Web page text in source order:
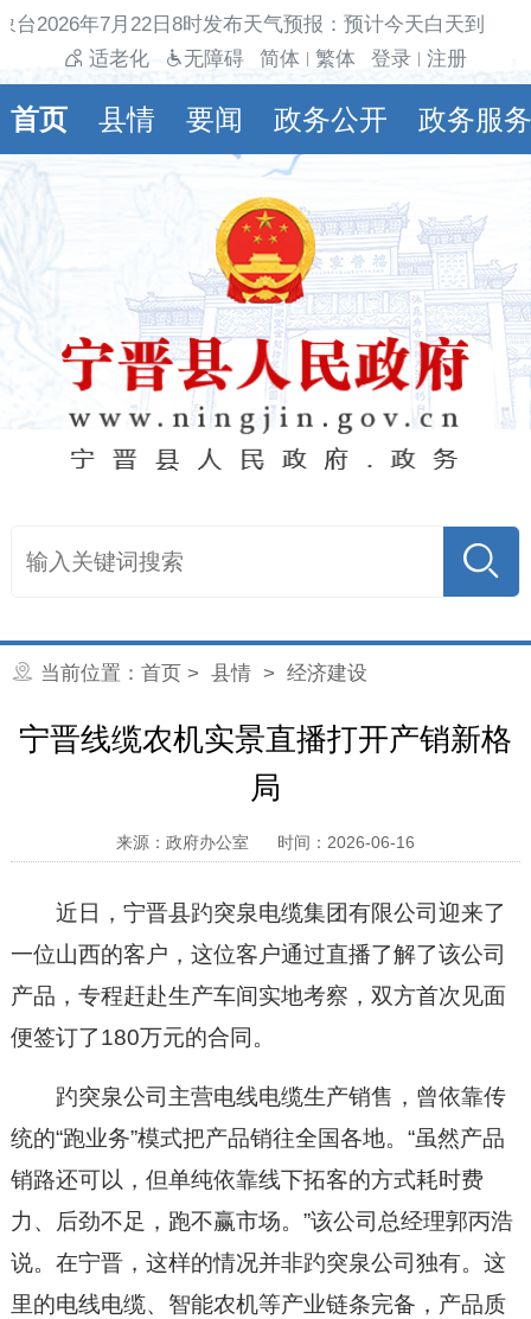
台2026年7月22日8时发布天气预报：预计今天白天到夜
适老化
无障碍 简体 繁体 登录 注册
首页 县情 要闻 政务公开 政务服务
当前位置： 首页 > 县情> 经济建设
宁晋线缆农机实景直播打开产销新格
局
来源：政府办公室 时间：2026-06-16
近日，宁晋县趵突泉电缆集团有限公司迎来了
一位山西的客户，这位客户通过直播了解了该公司
产品，专程赶赴生产车间实地考察，双方首次见面
便签订了180万元的合同。
趵突泉公司主营电线电缆生产销售，曾依靠传
统的“跑业务”模式把产品销往全国各地。“虽然产品
销路还可以，但单纯依靠线下拓客的方式耗时费
力、后劲不足，跑不赢市场。”该公司总经理郭丙浩
说。在宁晋，这样的情况并非趵突泉公司独有。这
里的电线电缆、智能农机等产业链条完备，产品质